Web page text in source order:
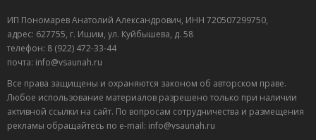
ИП Пономарев Анатолий Александрович, ИНН 720507299750,
адрес: 627755, г. Ишим, ул. Куйбышева, д. 58
телефон: 8 (922) 472-33-44
почта: info@vsaunah.ru
Все права защищены и охраняются законом об авторском праве.
Любое использование материалов разрешено только при наличии
активной ссылки на сайт. По вопросам сотрудничества и размещения
рекламы обращайтесь по e-mail: info@vsaunah.ru